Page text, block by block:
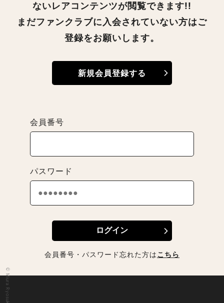
ないレアコンテンツが閲覧できます!!
まだファンクラブに入会されていない方はご
登録をお願いします。
新規会員登録する
会員番号
パスワード
会員番号・パスワード忘れた方はこちら